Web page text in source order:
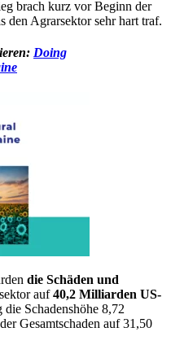
brach kurz vor Beginn der
den Agrarsektor sehr hart traf.
Doing
die Schäden und
auf40,2 Milliarden US-
Schadenshöhe 8,72
Gesamtschaden auf 31,50